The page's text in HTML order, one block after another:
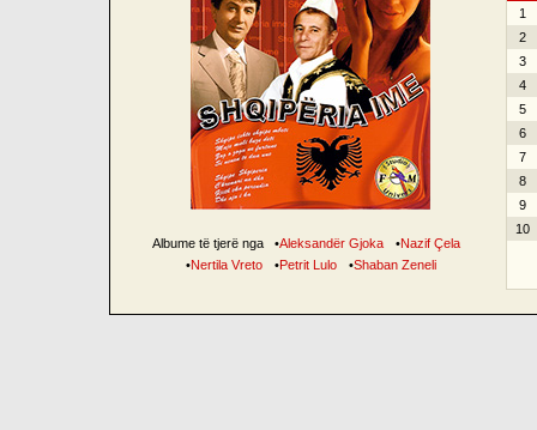
Albume të tjerë nga •Aleksandër Gjoka •Nazif Çela
•Nertila Vreto •Petrit Lulo •Shaban Zeneli
1
2
3
4
5
6
7
8
9
10